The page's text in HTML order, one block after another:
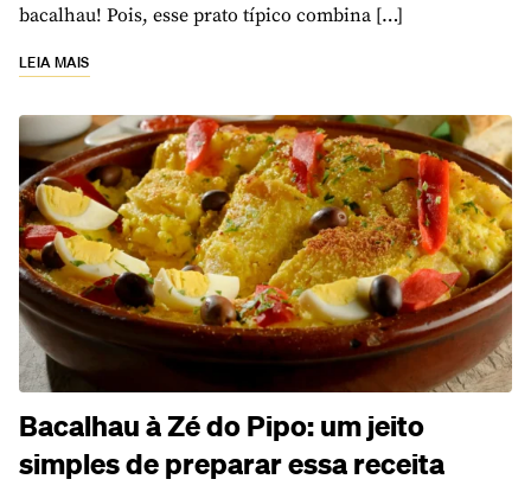
bacalhau! Pois, esse prato típico combina […]
LEIA MAIS
Bacalhau à Zé do Pipo: um jeito
simples de preparar essa receita